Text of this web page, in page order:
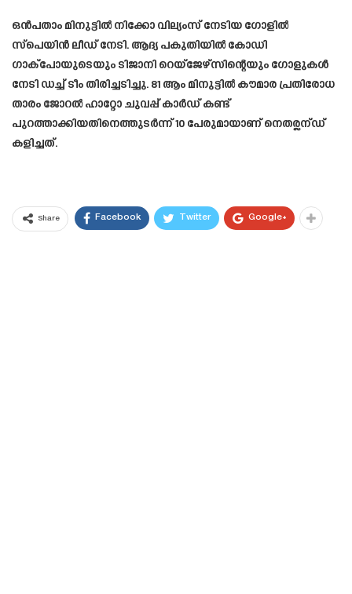
ഒൻപതാം മിനുട്ടിൽ നിക്കോ വില്യംസ് നേടിയ ഗോളിൽ
സ്പെയിൻ ലീഡ് നേടി. ആദ്യ പകുതിയിൽ കോഡി
ഗാക്‌പോയുടെയും ടിജാനി റെയ്‌ജേഴ്‌സിന്റെയും ഗോളുകൾ
നേടി ഡച്ച് ടീം തിരിച്ചടിച്ചു. 81 ആം മിനുട്ടിൽ കൗമാര പ്രതിരോധ
താരം ജോറൽ ഹാറ്റോ ചുവപ്പ് കാർഡ് കണ്ട്
പുറത്താക്കിയതിനെത്തുടർന്ന് 10 പേരുമായാണ് നെതര്ലന്ഡ്
കളിച്ചത്.
Share Facebook Twitter Google+